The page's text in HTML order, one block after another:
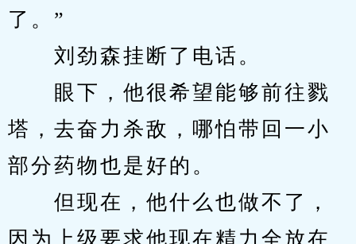
了。”
刘劲森挂断了电话。
眼下，他很希望能够前往戮
塔，去奋力杀敌，哪怕带回一小
部分药物也是好的。
但现在，他什么也做不了，
因为上级要求他现在精力全放在